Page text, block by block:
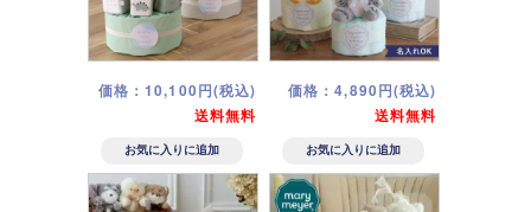
価格：10,100円(税込)
送料無料
価格：4,890円(税込)
送料無料